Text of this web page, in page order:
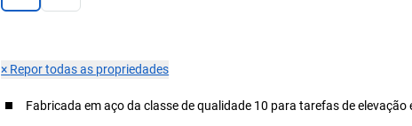
× Repor todas as propriedades
Fabricada em aço da classe de qualidade 10 para tarefas de elevação